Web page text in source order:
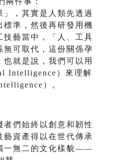
，其實是人類先透過
標準，然後再研發用機
技藝當中，「人、工具
無可取代，這份關係孕
就是說，我們可以用
Intelligence）來理解
）。
們始終以創意和韌性
藝資產得以在世代傳承
一無二的文化樣貌——